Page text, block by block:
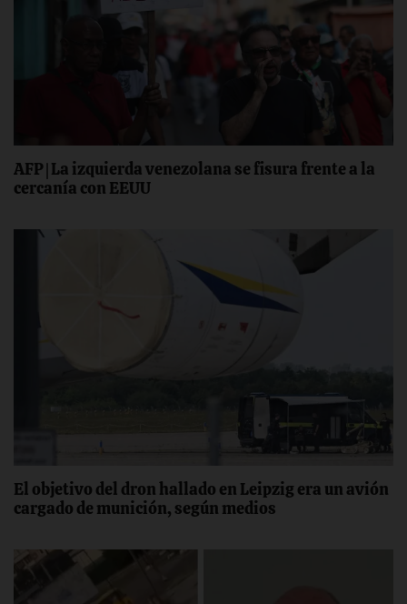
AFP | La izquierda venezolana se fisura frente a la
cercanía con EEUU
El objetivo del dron hallado en Leipzig era un avión
cargado de munición, según medios